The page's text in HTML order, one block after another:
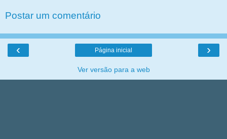
Postar um comentário
‹ ›
Página inicial
Ver versão para a web